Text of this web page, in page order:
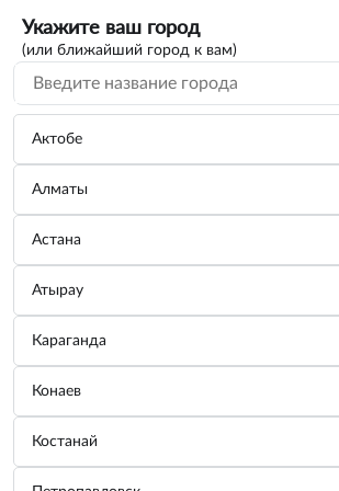
Укажите ваш город
(или ближайший город к вам)
Актобе
Алматы
Астана
Атырау
Караганда
Конаев
Костанай
Батарейка CR123A 3V
CR123A-01 AIRLINE
Бренд:AIRLINE